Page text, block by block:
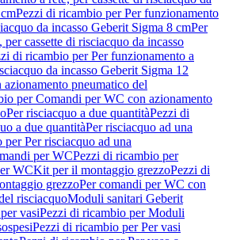
Pezzi di ricambio per Per funzionamento
da incasso Geberit Sigma 8 cmPer
cassette di risciacquo da incasso
di ricambio per Per funzionamento a
da incasso Geberit Sigma 12
pneumatico del
per Comandi per WC con azionamento
Per risciacquo a due quantitàPezzi di
a due quantitàPer risciacquo ad una
Per risciacquo ad una
per WCPezzi di ricambio per
WCKit per il montaggio grezzoPezzi di
grezzoPer comandi per WC con
risciacquoModuli sanitari Geberit
vasiPezzi di ricambio per Moduli
Pezzi di ricambio per Per vasi